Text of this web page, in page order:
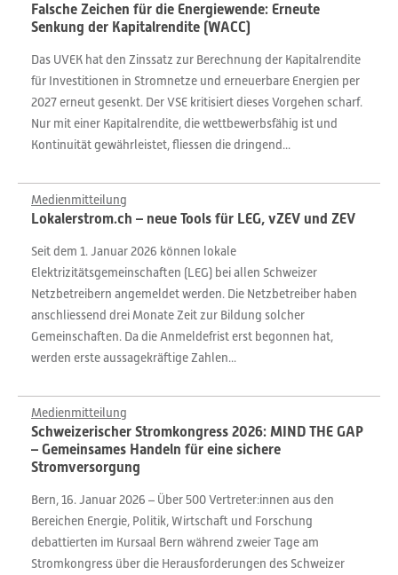
Falsche Zeichen für die Energiewende: Erneute
Senkung der Kapitalrendite (WACC)
Das UVEK hat den Zinssatz zur Berechnung der Kapitalrendite
für Investitionen in Stromnetze und erneuerbare Energien per
2027 erneut gesenkt. Der VSE kritisiert dieses Vorgehen scharf.
Nur mit einer Kapitalrendite, die wettbewerbsfähig ist und
Kontinuität gewährleistet, fliessen die dringend...
Medienmitteilung
Lokalerstrom.ch – neue Tools für LEG, vZEV und ZEV
Seit dem 1. Januar 2026 können lokale
Elektrizitätsgemeinschaften (LEG) bei allen Schweizer
Netzbetreibern angemeldet werden. Die Netzbetreiber haben
anschliessend drei Monate Zeit zur Bildung solcher
Gemeinschaften. Da die Anmeldefrist erst begonnen hat,
werden erste aussagekräftige Zahlen...
Medienmitteilung
Schweizerischer Stromkongress 2026: MIND THE GAP
– Gemeinsames Handeln für eine sichere
Stromversorgung
Bern, 16. Januar 2026 – Über 500 Vertreter:innen aus den
Bereichen Energie, Politik, Wirtschaft und Forschung
debattierten im Kursaal Bern während zweier Tage am
Stromkongress über die Herausforderungen des Schweizer